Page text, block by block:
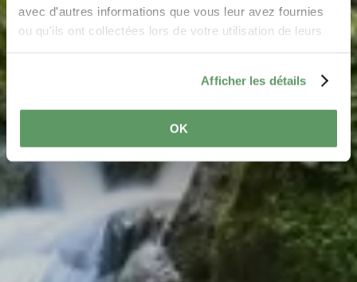
avec d'autres informations que vous leur avez fournies
ou qu'ils ont collectées lors de votre utilisation de leurs
Afficher les détails
OK